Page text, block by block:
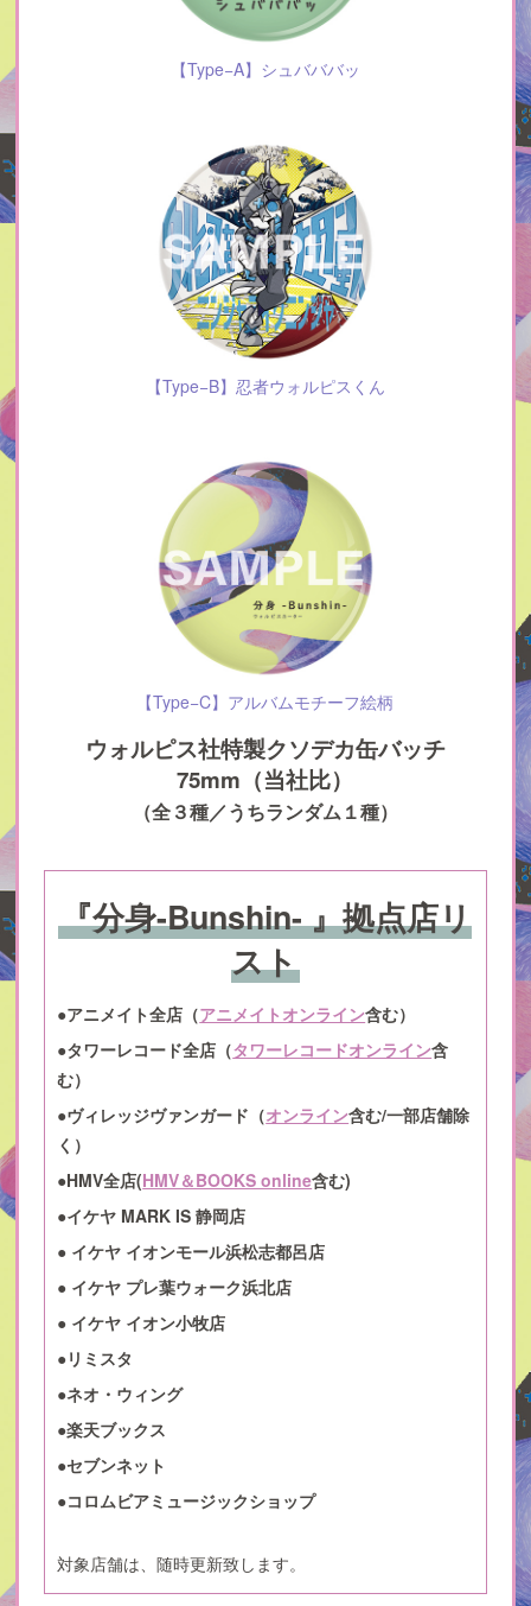
【Type−A】シュバババッ
【Type−B】忍者ウォルピスくん
【Type−C】アルバムモチーフ絵柄
ウォルピス社特製クソデカ缶バッチ
75mm（当社比）
（全３種／うちランダム１種）
『分身-Bunshin- 』拠点店リ
スト
●アニメイト全店（アニメイトオンライン含む）
●タワーレコード全店（タワーレコードオンライン含
む）
●ヴィレッジヴァンガード（オンライン含む/一部店舗除
く）
●HMV全店(HMV＆BOOKS online含む)
●イケヤ MARK IS 静岡店
● イケヤ イオンモール浜松志都呂店
● イケヤ プレ葉ウォーク浜北店
● イケヤ イオン小牧店
●リミスタ
●ネオ・ウィング
●楽天ブックス
●セブンネット
●コロムビアミュージックショップ
対象店舗は、随時更新致します。